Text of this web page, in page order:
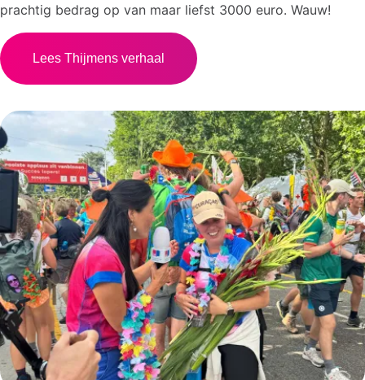
prachtig bedrag op van maar liefst 3000 euro. Wauw!
Lees Thijmens verhaal